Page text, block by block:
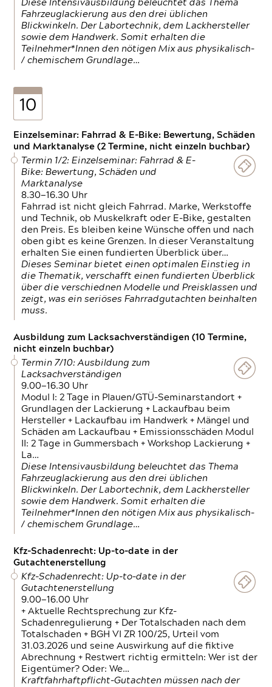
Diese Intensivausbildung beleuchtet das Thema
Fahrzeuglackierung aus den drei üblichen
Blickwinkeln. Der Labortechnik, dem Lackhersteller
sowie dem Handwerk. Somit erhalten die
Teilnehmer*Innen den nötigen Mix aus physikalisch-
/ chemischem Grundlage…
10
Einzelseminar: Fahrrad & E-Bike: Bewertung, Schäden
und Marktanalyse (2 Termine, nicht einzeln buchbar)
Termin 1/2: Einzelseminar: Fahrrad & E-
Bike: Bewertung, Schäden und
Marktanalyse
8.30—16.30 Uhr
Fahrrad ist nicht gleich Fahrrad. Marke, Werkstoffe
und Technik, ob Muskelkraft oder E-Bike, gestalten
den Preis. Es bleiben keine Wünsche offen und nach
oben gibt es keine Grenzen. In dieser Veranstaltung
erhalten Sie einen fundierten Überblick über…
Dieses Seminar bietet einen optimalen Einstieg in
die Thematik, verschafft einen fundierten Überblick
über die verschiednen Modelle und Preisklassen und
zeigt, was ein seriöses Fahrradgutachten beinhalten
muss.
Ausbildung zum Lacksachverständigen (10 Termine,
nicht einzeln buchbar)
Termin 7/10: Ausbildung zum
Lacksachverständigen
9.00—16.30 Uhr
Modul I: 2 Tage in Plauen/GTÜ-Seminarstandort +
Grundlagen der Lackierung + Lackaufbau beim
Hersteller + Lackaufbau im Handwerk + Mängel und
Schäden am Lackaufbau + Emissionsschäden Modul
II: 2 Tage in Gummersbach + Workshop Lackierung +
La…
Diese Intensivausbildung beleuchtet das Thema
Fahrzeuglackierung aus den drei üblichen
Blickwinkeln. Der Labortechnik, dem Lackhersteller
sowie dem Handwerk. Somit erhalten die
Teilnehmer*Innen den nötigen Mix aus physikalisch-
/ chemischem Grundlage…
Kfz-Schadenrecht: Up-to-date in der
Gutachtenerstellung
Kfz-Schadenrecht: Up-to-date in der
Gutachtenerstellung
9.00—16.00 Uhr
+ Aktuelle Rechtsprechung zur Kfz-
Schadenregulierung + Der Totalschaden nach dem
Totalschaden + BGH VI ZR 100/25, Urteil vom
31.03.2026 und seine Auswirkung auf die fiktive
Abrechnung + Restwert richtig ermitteln: Wer ist der
Eigentümer? Oder: We…
Kraftfahrhaftpflicht-Gutachten müssen nach der